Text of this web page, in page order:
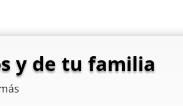
y de tu familia